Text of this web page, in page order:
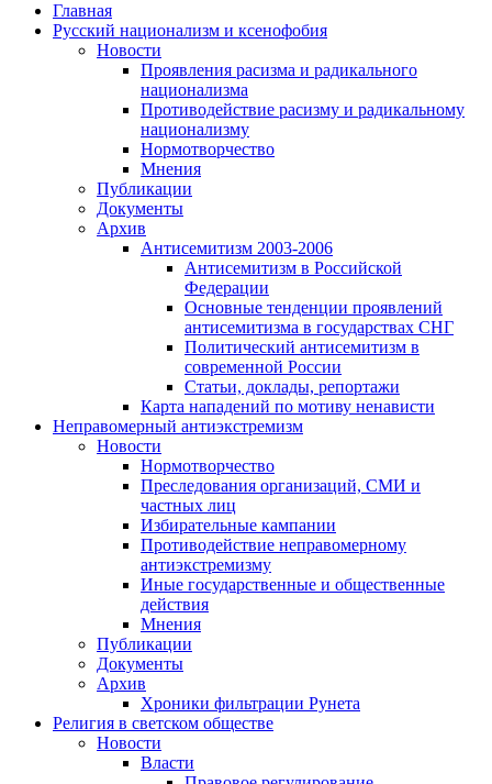
Главная
Русский национализм и ксенофобия
Новости
Проявления расизма и радикального
национализма
Противодействие расизму и радикальному
национализму
Нормотворчество
Мнения
Публикации
Документы
Архив
Антисемитизм 2003-2006
Антисемитизм в Российской
Федерации
Основные тенденции проявлений
антисемитизма в государствах СНГ
Политический антисемитизм в
современной России
Статьи, доклады, репортажи
Карта нападений по мотиву ненависти
Неправомерный антиэкстремизм
Новости
Нормотворчество
Преследования организаций, СМИ и
частных лиц
Избирательные кампании
Противодействие неправомерному
антиэкстремизму
Иные государственные и общественные
действия
Мнения
Публикации
Документы
Архив
Хроники фильтрации Рунета
Религия в светском обществе
Новости
Власти